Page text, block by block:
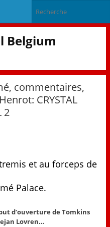
Belgium
commentaires,
CRYSTAL
2
et au forceps de
Palace.
d’ouverture de Tomkins
Lovren…